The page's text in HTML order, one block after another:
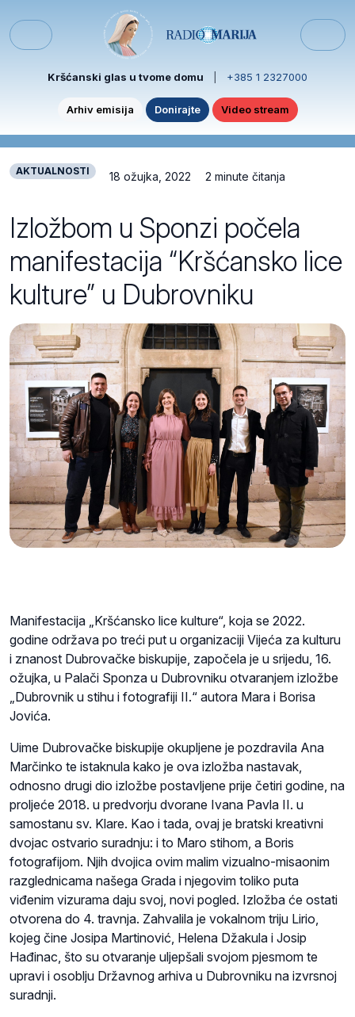
Menu
Kršćanski glas u tvome domu +385 1 2327000
Arhiv emisija Donirajte Video stream
AKTUALNOSTI 18 ožujka, 2022 2 minute čitanja
Izložbom u Sponzi počela
manifestacija “Kršćansko lice
kulture” u Dubrovniku
Manifestacija „Kršćansko lice kulture“, koja se 2022.
godine održava po treći put u organizaciji Vijeća za kulturu
i znanost Dubrovačke biskupije, započela je u srijedu, 16.
ožujka, u Palači Sponza u Dubrovniku otvaranjem izložbe
„Dubrovnik u stihu i fotografiji II.“ autora Mara i Borisa
Jovića.
Uime Dubrovačke biskupije okupljene je pozdravila Ana
Marčinko te istaknula kako je ova izložba nastavak,
odnosno drugi dio izložbe postavljene prije četiri godine, na
proljeće 2018. u predvorju dvorane Ivana Pavla II. u
samostanu sv. Klare. Kao i tada, ovaj je bratski kreativni
dvojac ostvario suradnju: i to Maro stihom, a Boris
fotografijom. Njih dvojica ovim malim vizualno-misaonim
razglednicama našega Grada i njegovim toliko puta
viđenim vizurama daju svoj, novi pogled. Izložba će ostati
otvorena do 4. travnja. Zahvalila je vokalnom triju Lirio,
kojeg čine Josipa Martinović, Helena Džakula i Josip
Hađinac, što su otvaranje uljepšali svojom pjesmom te
upravi i osoblju Državnog arhiva u Dubrovniku na izvrsnoj
suradnji.